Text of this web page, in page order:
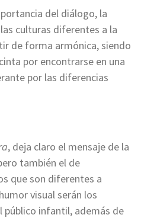
del diálogo, la
culturas diferentes a la
de forma armónica, siendo
por encontrarse en una
por las diferencias
, deja claro el mensaje de la
también el de
que son diferentes a
visual serán los
público infantil, además de